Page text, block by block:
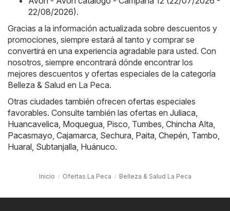
22/08/2026).
Gracias a la información actualizada sobre descuentos y
promociones, siempre estará al tanto y comprar se
convertirá en una experiencia agradable para usted. Con
nosotros, siempre encontrará dónde encontrar los
mejores descuentos y ofertas especiales de la categoría
Belleza & Salud en La Peca.
Otras ciudades también ofrecen ofertas especiales
favorables. Consulte también las ofertas en Juliaca
Huancavelica Moquegua Pisco Tumbes Chincha Alta
Pacasmayo Cajamarca Sechura Paita Chepén Tambo
Huaral Subtanjalla Huánuco.
Inicio Ofertas La Peca Belleza & Salud La Peca